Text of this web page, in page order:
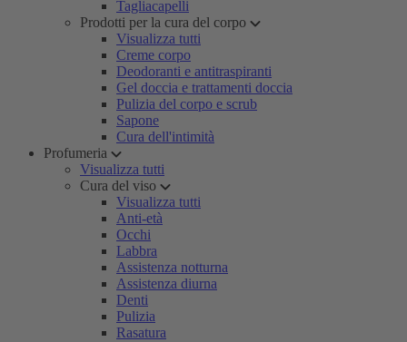
Tagliacapelli
Prodotti per la cura del corpo
Visualizza tutti
Creme corpo
Deodoranti e antitraspiranti
Gel doccia e trattamenti doccia
Pulizia del corpo e scrub
Sapone
Cura dell'intimità
Profumeria
Visualizza tutti
Cura del viso
Visualizza tutti
Anti-età
Occhi
Labbra
Assistenza notturna
Assistenza diurna
Denti
Pulizia
Rasatura